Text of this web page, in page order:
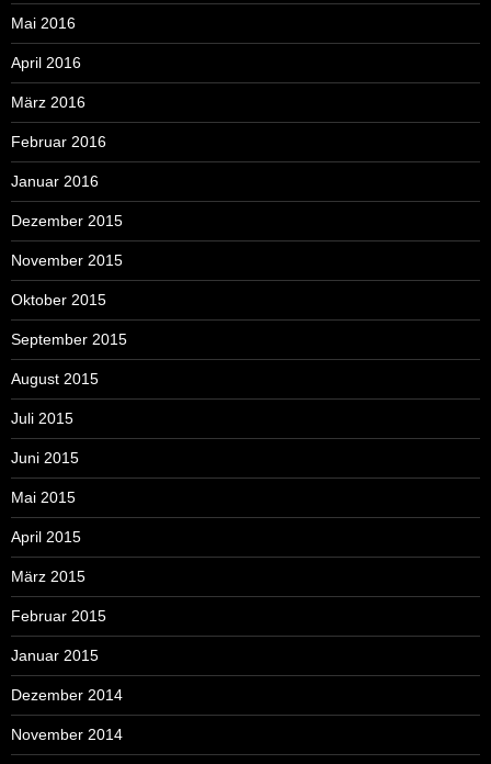
Mai 2016
April 2016
März 2016
Februar 2016
Januar 2016
Dezember 2015
November 2015
Oktober 2015
September 2015
August 2015
Juli 2015
Juni 2015
Mai 2015
April 2015
März 2015
Februar 2015
Januar 2015
Dezember 2014
November 2014